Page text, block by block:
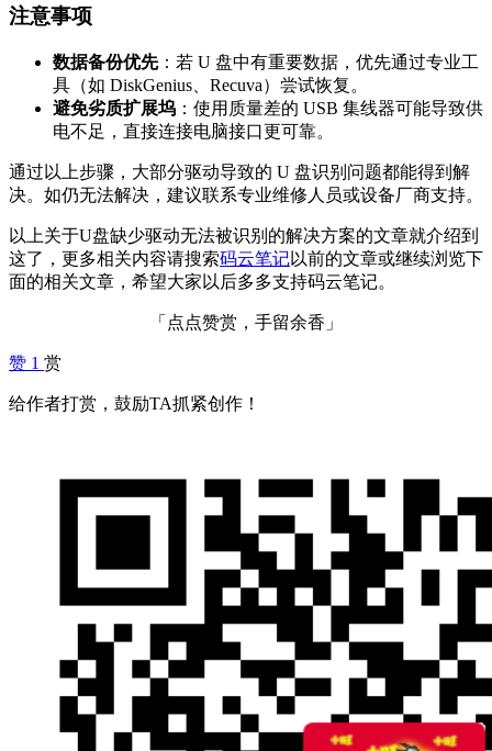
注意事项
数据备份优先：若 U 盘中有重要数据，优先通过专业工
具（如 DiskGenius、Recuva）尝试恢复。
避免劣质扩展坞 ：使用质量差的 USB 集线器可能导致供
电不足，直接连接电脑接口更可靠。
通过以上步骤，大部分驱动导致的 U 盘识别问题都能得到解
决。如仍无法解决，建议联系专业维修人员或设备厂商支持。
以上关于U盘缺少驱动无法被识别的解决方案的文章就介绍到
这了，更多相关内容请搜索码云笔记以前的文章或继续浏览下
面的相关文章，希望大家以后多多支持码云笔记。
「点点赞赏，手留余香」
赞 1 赏
给作者打赏，鼓励TA抓紧创作！